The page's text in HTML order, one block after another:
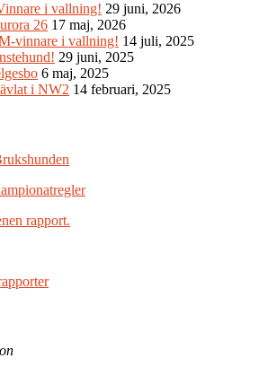
i vallning! 29 juni, 2026
26 17 maj, 2026
vinnare i vallning! 14 juli, 2025
29 juni, 2025
6 maj, 2025
i NW2 14 februari, 2025
rapport.